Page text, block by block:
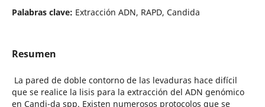
Palabras clave: Extracción ADN, RAPD, Candida
Resumen
La pared de doble contorno de las levaduras hace difícil
que se realice la lisis para la extracción del ADN genómico
en Candi-da spp. Existen numerosos protocolos que se